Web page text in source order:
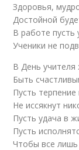
Здоровья,
Достойной
В работе пусть
Ученики не
В День
Быть
Пусть терпение
Не иссякнут
Пусть удача в
Пусть
Чтобы все